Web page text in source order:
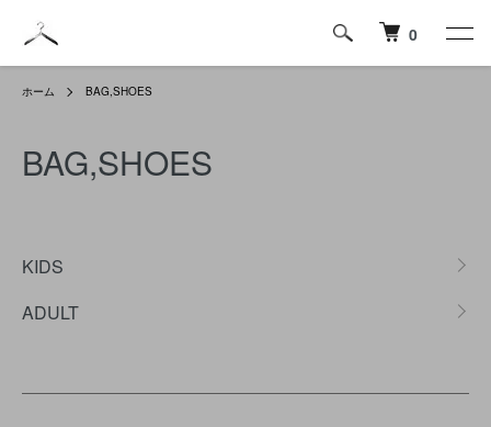
0
ホーム BAG,SHOES
BAG,SHOES
KIDS
ADULT